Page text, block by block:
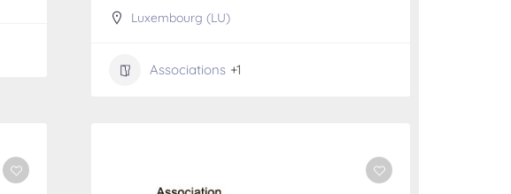
Luxembourg (LU)
Associations +1